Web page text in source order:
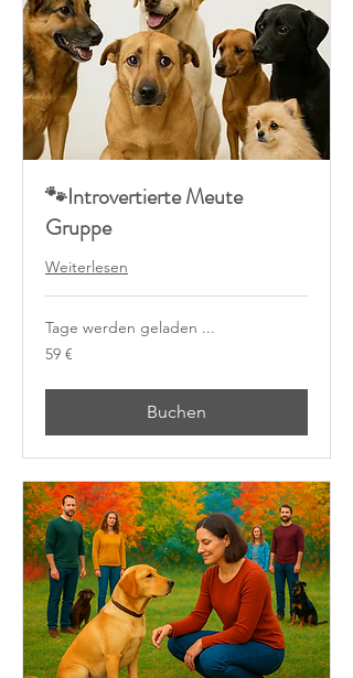
🐾Introvertierte Meute
Gruppe
Weiterlesen
Tage werden geladen ...
59
Euro
59 €
Buchen